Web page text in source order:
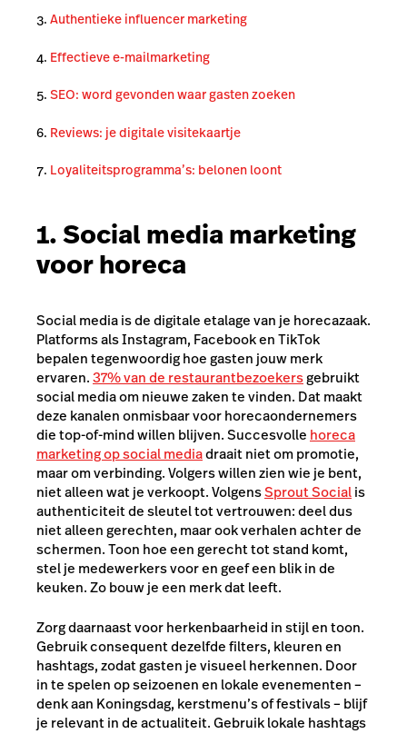
Authentieke influencer marketing
Effectieve e-mailmarketing
SEO: word gevonden waar gasten zoeken
Reviews: je digitale visitekaartje
Loyaliteitsprogramma’s: belonen loont
1. Social media marketing
voor horeca
Social media is de digitale etalage van je horecazaak.
Platforms als Instagram, Facebook en TikTok
bepalen tegenwoordig hoe gasten jouw merk
ervaren.37% van de restaurantbezoekersgebruikt
social media om nieuwe zaken te vinden. Dat maakt
deze kanalen onmisbaar voor horecaondernemers
die top-of-mind willen blijven. Succesvolle horeca
marketing op social mediadraait niet om promotie,
maar om verbinding. Volgers willen zien wie je bent,
niet alleen wat je verkoopt. VolgensSprout Socialis
authenticiteit de sleutel tot vertrouwen: deel dus
niet alleen gerechten, maar ook verhalen achter de
schermen. Toon hoe een gerecht tot stand komt,
stel je medewerkers voor en geef een blik in de
keuken. Zo bouw je een merk dat leeft.
Zorg daarnaast voor herkenbaarheid in stijl en toon.
Gebruik consequent dezelfde filters, kleuren en
hashtags, zodat gasten je visueel herkennen. Door
in te spelen op seizoenen en lokale evenementen –
denk aan Koningsdag, kerstmenu’s of festivals – blijf
je relevant in de actualiteit. Gebruik lokale hashtags